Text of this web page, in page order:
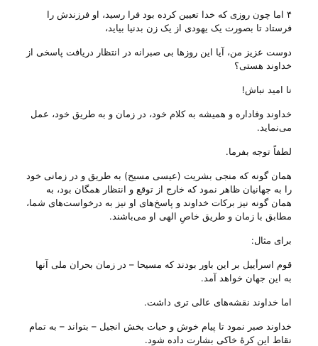
۴ اما چون روزی که خدا تعیین کرده بود فرا رسید، او فرزندش را
فرستاد تا بصورت یک یهودی از یک زن بدنیا بیاید،
دوست عزیز من، آیا این روزها بی‌ صبرانه در انتظار دریافت پاسخی از
خداوند هستی‌؟
نا امید نباش!
خداوند وفاداره و همیشه به کلام خود، در زمان و به طریق خود، عمل
می‌‌نماید.
لطفاً توجه بفرما.
همان گونه که منجی بشریت (عیسی مسیح) به طریق و در زمانی خود
را به جهانیان ظاهر نمود که خارج از توقع و انتظار همگان بود، به
همان گونه نیز برکات خداوند و پاسخ‌های او نیز به درخواست‌های شما،
مطابق با زمان و طریق خاصِ الهی او می‌‌باشند.
برای مثال:
قوم اسرأییل بر این باور بودند که مسیحا – در زمان بحران ملی آنها
به این جهان خواهد آمد.
اما خداوند نقشه‌های عالی تری داشت.
خداوند صبر نمود تا پیام خوش و حیات بخش انجیل – بتواند – به تمام
نقاط این کرهٔ خاکی بشارت داده شود.